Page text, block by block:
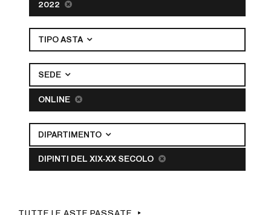
2022
TIPO ASTA
SEDE
ONLINE
DIPARTIMENTO
DIPINTI DEL XIX-XX SECOLO